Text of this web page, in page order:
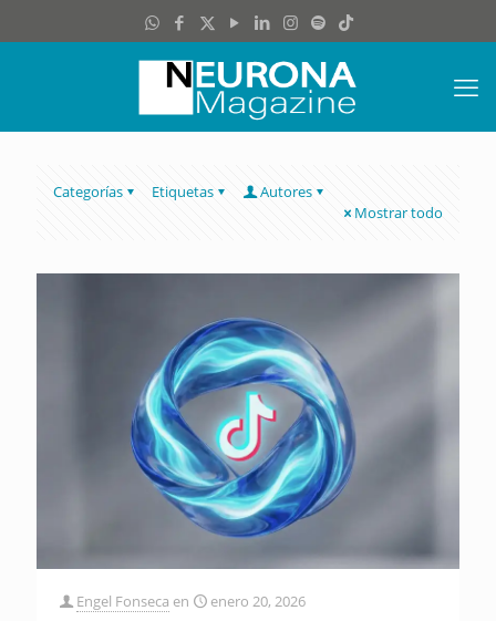
Categorías Etiquetas
Autores
Mostrar todo
Engel Fonseca en
enero 20, 2026